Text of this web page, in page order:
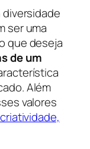
ser uma
que deseja
de um
Além
valores
criatividade,